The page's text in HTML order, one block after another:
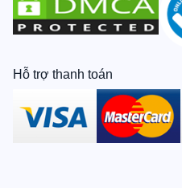
Hỗ trợ thanh toán